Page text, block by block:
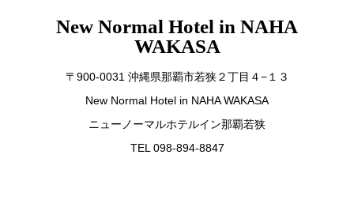
New Normal Hotel in NAHA
WAKASA
〒900-0031 沖縄県那覇市若狭２丁目４−１３
New Normal Hotel in NAHA WAKASA
ニューノーマルホテルイン那覇若狭
TEL 098-894-8847